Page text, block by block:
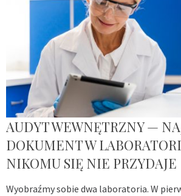
AUDYT WEWNĘTRZNY —
DOKUMENT W
NIKOMU SIĘ NIE PRZYDAJE
Wyobraźmy sobie dwa laboratoria. W